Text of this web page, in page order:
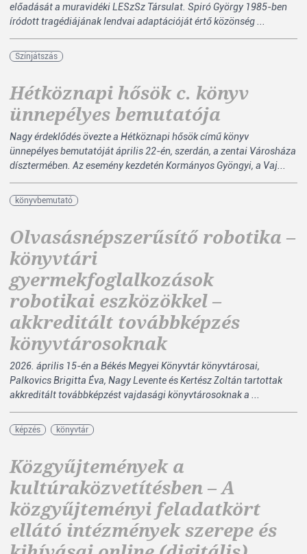
előadását a muravidéki LESzSz Társulat. Spiró György 1985-ben
íródott tragédiájának lendvai adaptációját értő közönség ...
Színjátszás
Hétköznapi hősök c. könyv
ünnepélyes bemutatója
Nagy érdeklődés övezte a Hétköznapi hősök című könyv
ünnepélyes bemutatóját április 22-én, szerdán, a zentai Városháza
dísztermében. Az esemény kezdetén Kormányos Gyöngyi, a Vaj...
könyvbemutató
Olvasásnépszerűsítő robotika –
könyvtári
gyermekfoglalkozások
robotikai eszközökkel –
akkreditált továbbképzés
könyvtárosoknak
2026. április 15-én a Békés Megyei Könyvtár könyvtárosai,
Palkovics Brigitta Éva, Nagy Levente és Kertész Zoltán tartottak
akkreditált továbbképzést vajdasági könyvtárosoknak a ...
képzés könyvtár
Közgyűjtemények a
kultúraközvetítésben – A
közgyűjteményi feladatkört
ellátó intézmények szerepe és